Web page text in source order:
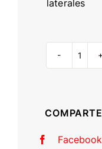
laterales
Rack
120
Facebook